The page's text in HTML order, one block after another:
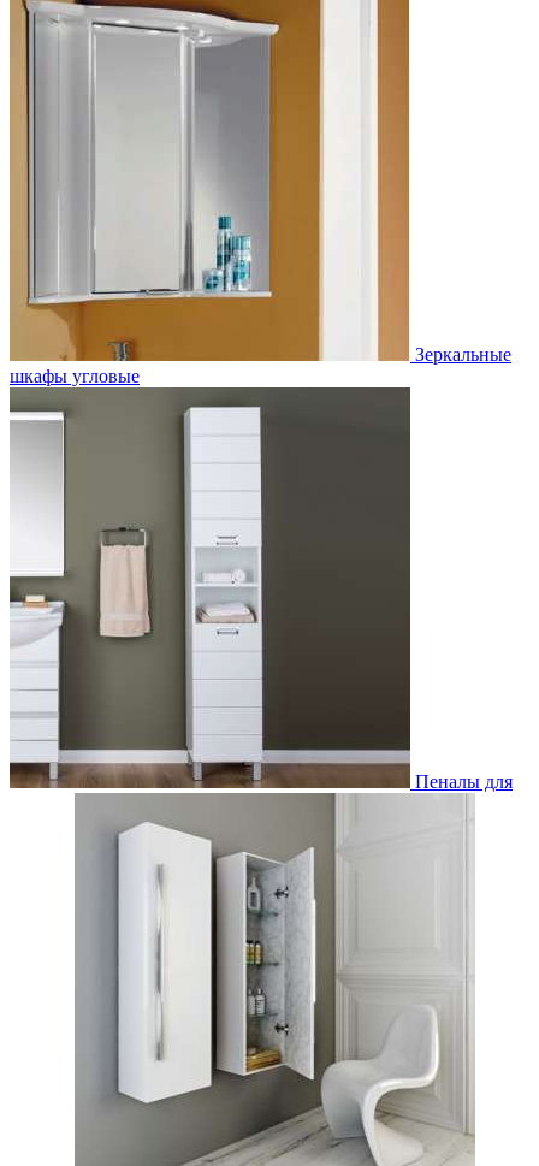
Зеркальные
шкафы угловые
Пеналы для